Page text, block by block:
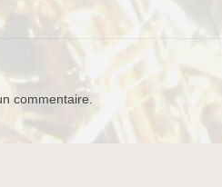
commentaire.